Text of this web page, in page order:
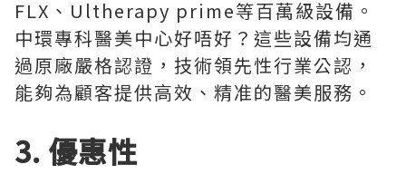
FLX、Ultherapy prime等百萬級設備。
中環專科醫美中心好唔好？這些設備均通
過原廠嚴格認證，技術領先性行業公認，
能夠為顧客提供高效、精准的醫美服務。
3. 優惠性